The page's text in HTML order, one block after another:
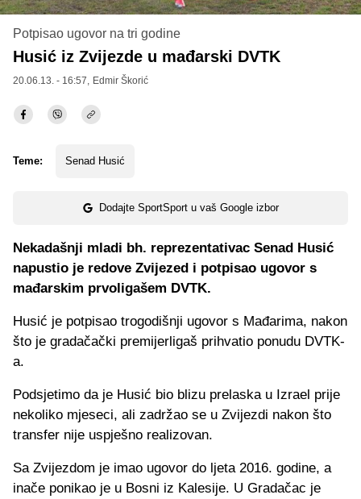
Potpisao ugovor na tri godine
Husić iz Zvijezde u mađarski DVTK
20.06.13. - 16:57, Edmir Škorić
Teme: Senad Husić
Dodajte SportSport u vaš Google izbor
Nekadašnji mladi bh. reprezentativac Senad Husić
napustio je redove Zvijezed i potpisao ugovor s
mađarskim prvoligašem DVTK.
Husić je potpisao trogodišnji ugovor s Mađarima, nakon
što je gradačački premijerligaš prihvatio ponudu DVTK-
a.
Podsjetimo da je Husić bio blizu prelaska u Izrael prije
nekoliko mjeseci, ali zadržao se u Zvijezdi nakon što
transfer nije uspješno realizovan.
Sa Zvijezdom je imao ugovor do ljeta 2016. godine, a
inače ponikao je u Bosni iz Kalesije. U Gradačac je